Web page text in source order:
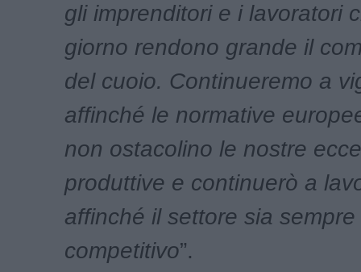
gli imprenditori e i lavoratori
giorno rendono grande il
del cuoio. Continueremo a
affinché le normative
non ostacolino le nostre
produttive e continuerò a
affinché il settore sia sempre
competitivo”.